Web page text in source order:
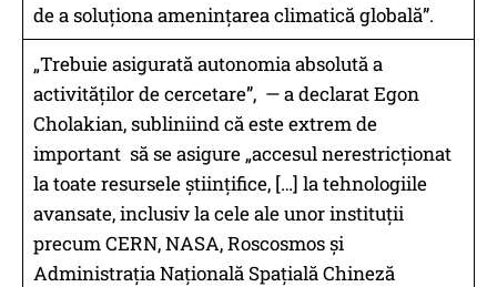
de a soluționa amenințarea climatică globală”.
„Trebuie asigurată autonomia absolută a
activităților de cercetare”, — a declarat Egon
Cholakian, subliniind că este extrem de
important să se asigure „accesul nerestricționat
la toate resursele științifice, […] la tehnologiile
avansate, inclusiv la cele ale unor instituții
precum CERN, NASA, Roscosmos și
Administrația Națională Spațială Chineză